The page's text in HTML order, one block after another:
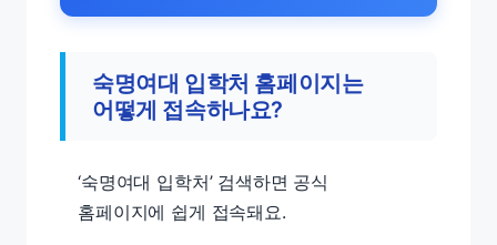
숙명여대 입학처 홈페이지는
어떻게 접속하나요?
‘숙명여대 입학처’ 검색하면 공식
홈페이지에 쉽게 접속돼요.